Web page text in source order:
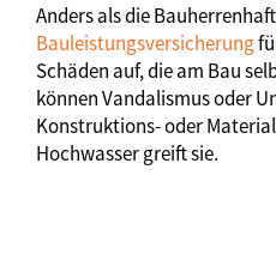
Anders als die
Bauleistungsversicherung
Schäden auf, die am Bau
können Vandalismus oder
Konstruktions- oder
Hochwasser greift sie.